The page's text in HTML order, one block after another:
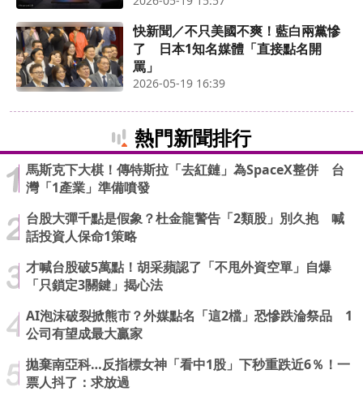
快新聞／不只美國不爽！藍白兩黨慘
了 日本1知名媒體「直接點名開
罵」
2026-05-19 16:39
熱門新聞排行
馬斯克下大棋！傳特斯拉「去紅鏈」為SpaceX整併 台
灣「1產業」準備噴發
台股大彈千點是假象？杜金龍警告「2類股」別久抱 喊
話投資人保命1策略
才喊台股破5萬點！胡采蘋認了「不甩外資空單」自爆
「只鎖定3關鍵」揭心法
AI泡沫破裂掀熊市？外媒點名「這2檔」恐慘跌淪祭品 1
公司有望成最大贏家
拋棄南亞科…反指標女神「看中1股」下秒重跌近6％！一
票人抖了：求放過